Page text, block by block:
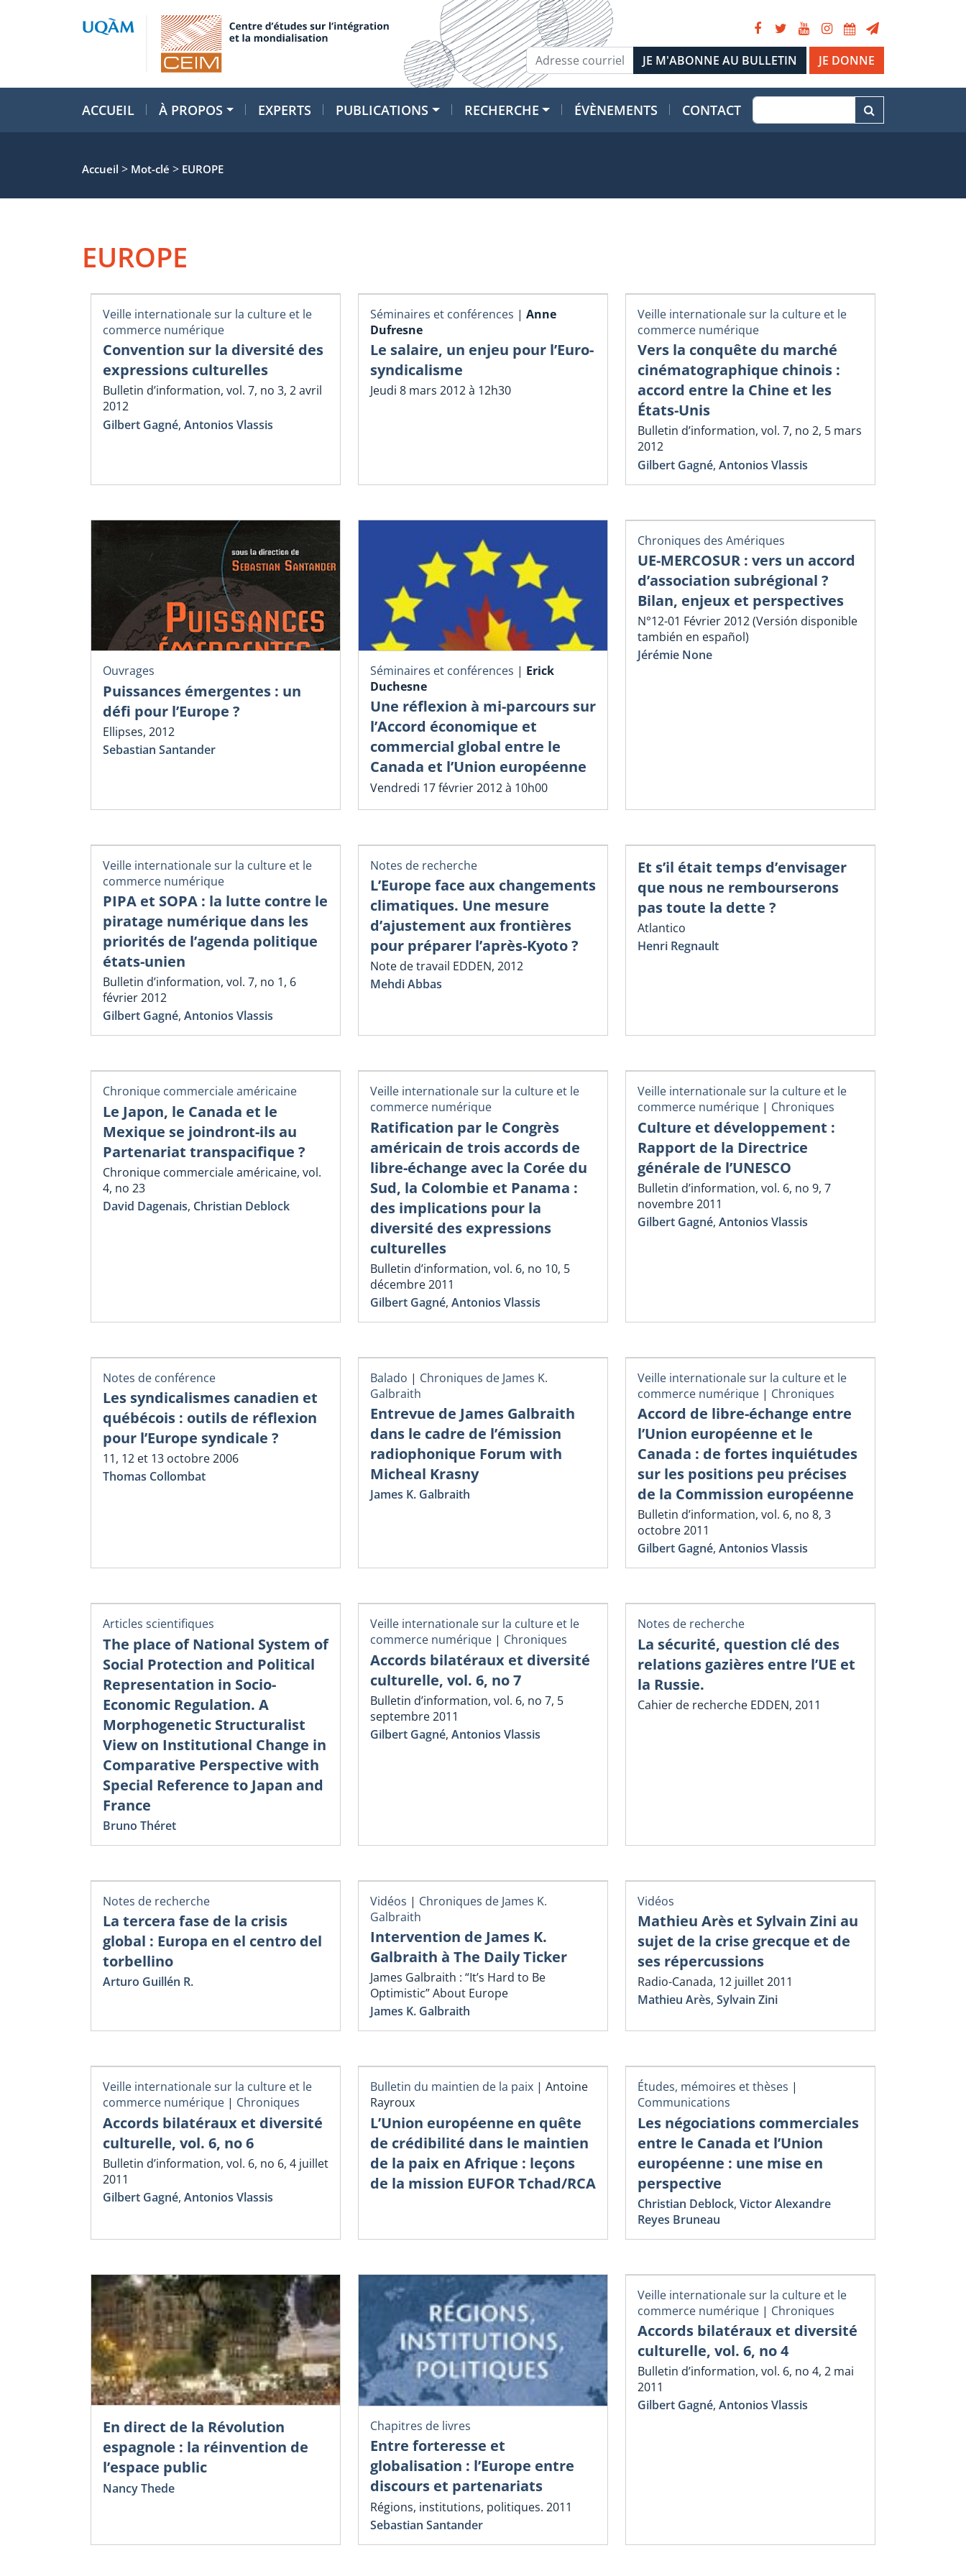
JE DONNE
ACCUEIL À PROPOS EXPERTS PUBLICATIONS RECHERCHE ÉVÈNEMENTS CONTACT
Accueil > Mot-clé > EUROPE
EUROPE
Veille internationale sur la culture et le
commerce numérique
Convention sur la diversité des
expressions culturelles
Bulletin d’information, vol. 7, no 3, 2 avril
2012
Gilbert Gagné, Antonios Vlassis
Séminaires et conférences | Anne
Dufresne
Le salaire, un enjeu pour l’Euro-
syndicalisme
Jeudi 8 mars 2012 à 12h30
Veille internationale sur la culture et le
commerce numérique
Vers la conquête du marché
cinématographique chinois :
accord entre la Chine et les
États-Unis
Bulletin d’information, vol. 7, no 2, 5 mars
2012
Gilbert Gagné, Antonios Vlassis
Ouvrages
Puissances émergentes : un
défi pour l’Europe ?
Ellipses, 2012
Sebastian Santander
Séminaires et conférences | Erick
Duchesne
Une réflexion à mi-parcours sur
l’Accord économique et
commercial global entre le
Canada et l’Union européenne
Vendredi 17 février 2012 à 10h00
Chroniques des Amériques
UE-MERCOSUR : vers un accord
d’association subrégional ?
Bilan, enjeux et perspectives
N°12-01 Février 2012 (Versión disponible
también en español)
Jérémie None
Veille internationale sur la culture et le
commerce numérique
PIPA et SOPA : la lutte contre le
piratage numérique dans les
priorités de l’agenda politique
états-unien
Bulletin d’information, vol. 7, no 1, 6
février 2012
Gilbert Gagné, Antonios Vlassis
Notes de recherche
L’Europe face aux changements
climatiques. Une mesure
d’ajustement aux frontières
pour préparer l’après-Kyoto ?
Note de travail EDDEN, 2012
Mehdi Abbas
Et s’il était temps d’envisager
que nous ne rembourserons
pas toute la dette ?
Atlantico
Henri Regnault
Chronique commerciale américaine
Le Japon, le Canada et le
Mexique se joindront-ils au
Partenariat transpacifique ?
Chronique commerciale américaine, vol.
4, no 23
David Dagenais, Christian Deblock
Veille internationale sur la culture et le
commerce numérique
Ratification par le Congrès
américain de trois accords de
libre-échange avec la Corée du
Sud, la Colombie et Panama :
des implications pour la
diversité des expressions
culturelles
Bulletin d’information, vol. 6, no 10, 5
décembre 2011
Gilbert Gagné, Antonios Vlassis
Veille internationale sur la culture et le
commerce numérique | Chroniques
Culture et développement :
Rapport de la Directrice
générale de l’UNESCO
Bulletin d’information, vol. 6, no 9, 7
novembre 2011
Gilbert Gagné, Antonios Vlassis
Notes de conférence
Les syndicalismes canadien et
québécois : outils de réflexion
pour l’Europe syndicale ?
11, 12 et 13 octobre 2006
Thomas Collombat
Balado | Chroniques de James K.
Galbraith
Entrevue de James Galbraith
dans le cadre de l’émission
radiophonique Forum with
Micheal Krasny
James K. Galbraith
Veille internationale sur la culture et le
commerce numérique | Chroniques
Accord de libre-échange entre
l’Union européenne et le
Canada : de fortes inquiétudes
sur les positions peu précises
de la Commission européenne
Bulletin d’information, vol. 6, no 8, 3
octobre 2011
Gilbert Gagné, Antonios Vlassis
Articles scientifiques
The place of National System of
Social Protection and Political
Representation in Socio-
Economic Regulation. A
Morphogenetic Structuralist
View on Institutional Change in
Comparative Perspective with
Special Reference to Japan and
France
Bruno Théret
Veille internationale sur la culture et le
commerce numérique | Chroniques
Accords bilatéraux et diversité
culturelle, vol. 6, no 7
Bulletin d’information, vol. 6, no 7, 5
septembre 2011
Gilbert Gagné, Antonios Vlassis
Notes de recherche
La sécurité, question clé des
relations gazières entre l’UE et
la Russie.
Cahier de recherche EDDEN, 2011
Notes de recherche
La tercera fase de la crisis
global : Europa en el centro del
torbellino
Arturo Guillén R.
Vidéos | Chroniques de James K.
Galbraith
Intervention de James K.
Galbraith à The Daily Ticker
James Galbraith : “It’s Hard to Be
Optimistic” About Europe
James K. Galbraith
Vidéos
Mathieu Arès et Sylvain Zini au
sujet de la crise grecque et de
ses répercussions
Radio-Canada, 12 juillet 2011
Mathieu Arès, Sylvain Zini
Veille internationale sur la culture et le
commerce numérique | Chroniques
Accords bilatéraux et diversité
culturelle, vol. 6, no 6
Bulletin d’information, vol. 6, no 6, 4 juillet
2011
Gilbert Gagné, Antonios Vlassis
Bulletin du maintien de la paix | Antoine
Rayroux
L’Union européenne en quête
de crédibilité dans le maintien
de la paix en Afrique : leçons
de la mission EUFOR Tchad/RCA
Études, mémoires et thèses |
Communications
Les négociations commerciales
entre le Canada et l’Union
européenne : une mise en
perspective
Christian Deblock, Victor Alexandre
Reyes Bruneau
En direct de la Révolution
espagnole : la réinvention de
l’espace public
Nancy Thede
Chapitres de livres
Entre forteresse et
globalisation : l’Europe entre
discours et partenariats
Régions, institutions, politiques. 2011
Sebastian Santander
Veille internationale sur la culture et le
commerce numérique | Chroniques
Accords bilatéraux et diversité
culturelle, vol. 6, no 4
Bulletin d’information, vol. 6, no 4, 2 mai
2011
Gilbert Gagné, Antonios Vlassis